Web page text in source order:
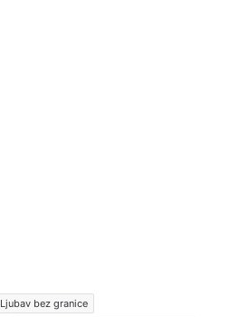
Ljubav bez granice